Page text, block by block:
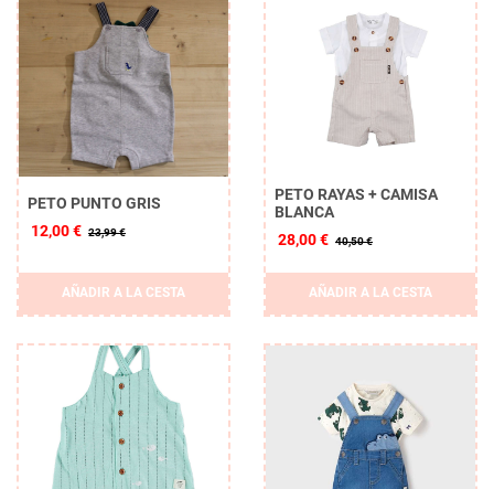
PETO PUNTO GRIS
12,00 € 23,99 €
AÑADIR A LA CESTA
PETO RAYAS + CAMISA
BLANCA
28,00 € 40,50 €
AÑADIR A LA CESTA